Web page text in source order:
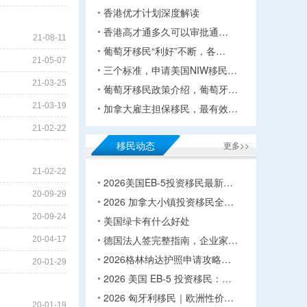
21-08-11
21-05-07
21-03-25
21-03-19
21-02-22
21-02-22
20-09-29
20-09-24
20-04-17
20-01-29
20-01-19
香港优才计划深度解读
香港高才通多久可以审批通…
葡萄牙移民“利好”不断，各…
三个标准，申请美国NIW移民…
葡萄牙移民政策介绍，葡萄牙…
加拿大雇主担保移民，最有效…
更多>>
移民动态
2026美国EB-5投资移民最新…
2026 加拿大小镇投资移民全…
美国绿卡有什么好处
德国法人签完整指南，企业家…
2026格林纳达护照申请攻略…
2026 美国 EB-5 投资移民：…
2026 匈牙利移民｜欧洲性价…